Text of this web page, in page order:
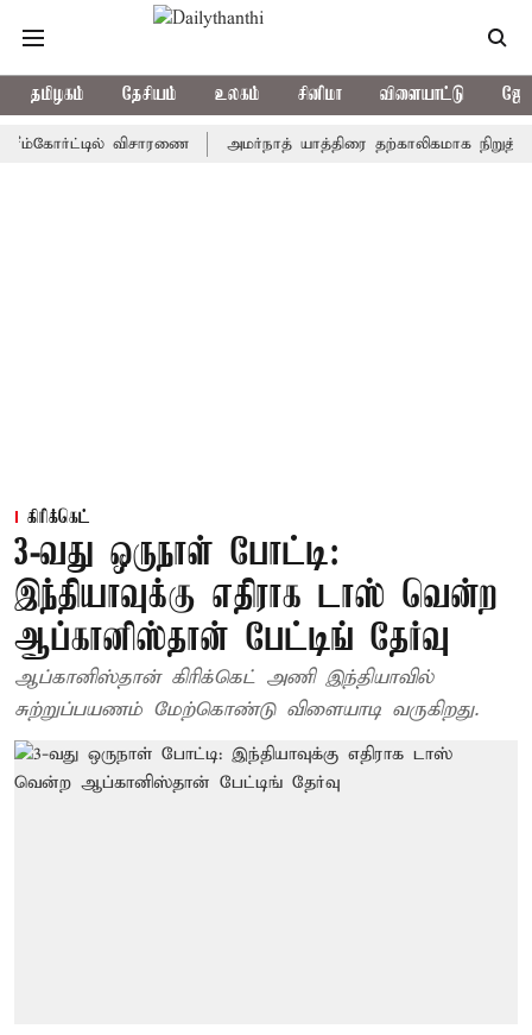
தமிழகம் தேசியம் உலகம் சினிமா விளையாட்டு
விசாரணை அமர்நாத் யாத்திரை தற்காலிகமாக நிறுத்தம்
கிரிக்கெட்
3-வது ஒருநாள் போட்டி:
இந்தியாவுக்கு எதிராக டாஸ் வென்ற
ஆப்கானிஸ்தான் பேட்டிங் தேர்வு
ஆப்கானிஸ்தான் கிரிக்கெட் அணி இந்தியாவில்
சுற்றுப்பயணம் மேற்கொண்டு விளையாடி வருகிறது.